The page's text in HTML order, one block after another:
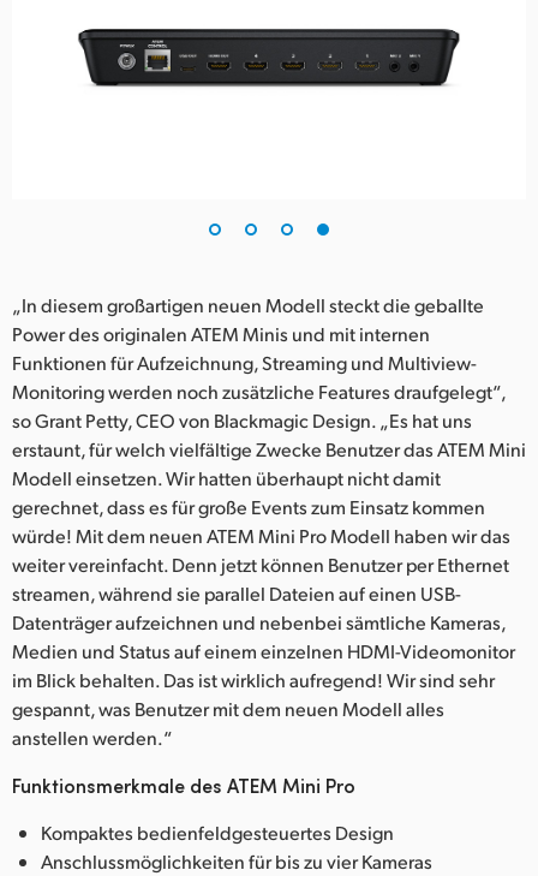
„In diesem großartigen neuen Modell steckt die geballte
Power des originalen ATEM Minis und mit internen
Funktionen für Aufzeichnung, Streaming und Multiview-
Monitoring werden noch zusätzliche Features draufgelegt“,
so Grant Petty, CEO von Blackmagic Design. „Es hat uns
erstaunt, für welch vielfältige Zwecke Benutzer das ATEM Mini
Modell einsetzen. Wir hatten überhaupt nicht damit
gerechnet, dass es für große Events zum Einsatz kommen
würde! Mit dem neuen ATEM Mini Pro Modell haben wir das
weiter vereinfacht. Denn jetzt können Benutzer per Ethernet
streamen, während sie parallel Dateien auf einen USB-
Datenträger aufzeichnen und nebenbei sämtliche Kameras,
Medien und Status auf einem einzelnen HDMI-Videomonitor
im Blick behalten. Das ist wirklich aufregend! Wir sind sehr
gespannt, was Benutzer mit dem neuen Modell alles
anstellen werden.“
Funktionsmerkmale des ATEM Mini Pro
Kompaktes bedienfeldgesteuertes Design
Anschlussmöglichkeiten für bis zu vier Kameras